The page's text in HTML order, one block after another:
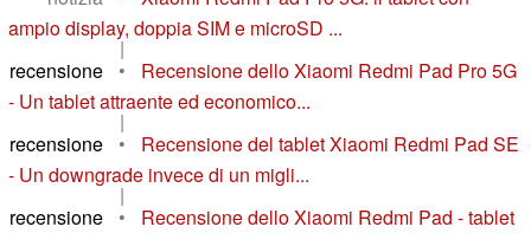
ampio display, doppia SIM e microSD ...
|
recensione
•
Recensione dello Xiaomi Redmi Pad Pro 5G
- Un tablet attraente ed economico...
|
recensione
•
Recensione del tablet Xiaomi Redmi Pad SE
- Un downgrade invece di un migli...
|
recensione
•
Recensione dello Xiaomi Redmi Pad - tablet